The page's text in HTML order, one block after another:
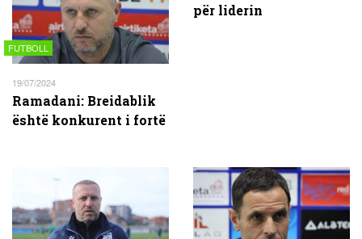
FUTBOLL
19/07/2024
Ramadani: Breidablik
është konkurent i fortë
për liderin